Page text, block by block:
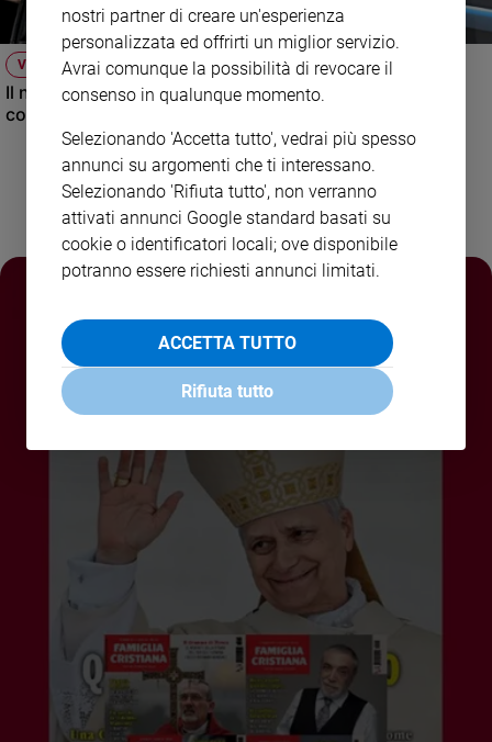
Policy
siamo
Contatti
Pubblicità
Registrati
Redazione
VIDEO
Il nuovo numero di Famiglia Cristiana raccontato dal
condirettore.
nostri partner di creare un'esperienza
personalizzata ed offrirti un miglior servizio.
Avrai comunque la possibilità di revocare il
consenso in qualunque momento.
Selezionando 'Accetta tutto', vedrai più spesso
annunci su argomenti che ti interessano.
Selezionando 'Rifiuta tutto', non verranno
attivati annunci Google standard basati su
cookie o identificatori locali; ove disponibile
potranno essere richiesti annunci limitati.
ACCETTA TUTTO
Rifiuta tutto